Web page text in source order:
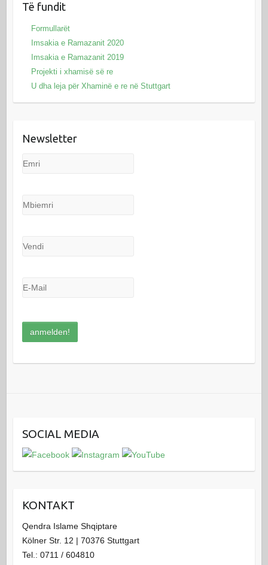
Të fundit
Formullarët
Imsakia e Ramazanit 2020
Imsakia e Ramazanit 2019
Projekti i xhamisë së re
U dha leja për Xhaminë e re në Stuttgart
Newsletter
SOCIAL MEDIA
KONTAKT
Qendra Islame Shqiptare
Kölner Str. 12 | 70376 Stuttgart
Tel.: 0711 / 604810